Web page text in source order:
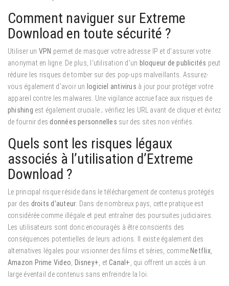
Comment naviguer sur Extreme
Download en toute sécurité ?
Utiliser un VPN permet de masquer votre adresse IP et d’assurer votre
anonymat en ligne. De plus, l’utilisation d’un bloqueur de publicités peut
réduire les risques de tomber sur des pop-ups malveillants. Assurez-
vous également d’avoir un logiciel antivirus à jour pour protéger votre
appareil contre les malwares. Une vigilance accrue face aux risques de
phishing est également cruciale ; vérifiez les URL avant de cliquer et évitez
de fournir desdonnées personnelles sur des sites non vérifiés.
Quels sont les risques légaux
associés à l’utilisation d’Extreme
Download ?
Le principal risque réside dans le téléchargement de contenus protégés
par des droits d’auteur . Dans de nombreux pays, cette pratique est
considérée comme illégale et peut entraîner des poursuites judiciaires.
Les utilisateurs sont donc encouragés à être conscients des
conséquences potentielles de leurs actions. Il existe également des
alternatives légales pour visionner des films et séries, comme Netflix,
Amazon Prime Video
Disney+ , etCanal+ , qui offrent un accès à un
large éventail de contenus sans enfreindre la loi.